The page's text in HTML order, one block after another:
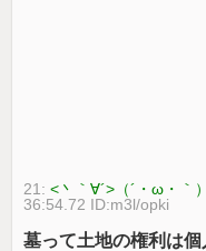
21:<丶｀∀´>（´・ω・
36:54.72 ID:m3l/opki
墓って土地の権利は